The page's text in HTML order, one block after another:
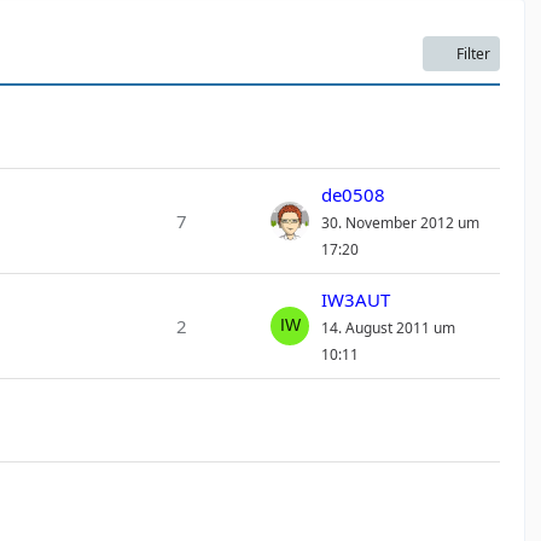
Filter
7
de0508
30. November 2012 um
17:20
2
IW3AUT
14. August 2011 um
10:11